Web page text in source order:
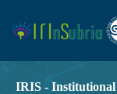
IRIS - Institutional